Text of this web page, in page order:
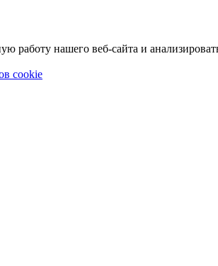
работу нашего веб-сайта и
cookie